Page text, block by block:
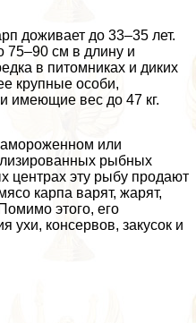
доживает до 33–35 лет.
75–90 см в длину и
в питомниках и диких
крупные особи,
имеющие вес до 47 кг.
или
рыбных
центрах эту рыбу продают
карпа варят, жарят,
этого, его
ухи, консервов, закусок и